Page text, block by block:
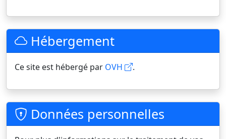
Hébergement
Ce site est hébergé par OVH .
Données personnelles